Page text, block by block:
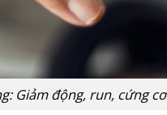
Giảm động, run, cứng cơ